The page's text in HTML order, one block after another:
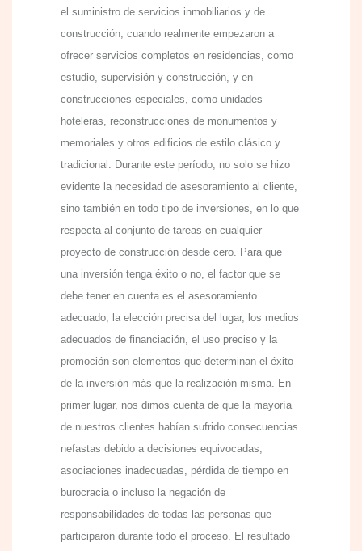
el suministro de servicios inmobiliarios y de
construcción, cuando realmente empezaron a
ofrecer servicios completos en residencias, como
estudio, supervisión y construcción, y en
construcciones especiales, como unidades
hoteleras, reconstrucciones de monumentos y
memoriales y otros edificios de estilo clásico y
tradicional. Durante este período, no solo se hizo
evidente la necesidad de asesoramiento al cliente,
sino también en todo tipo de inversiones, en lo que
respecta al conjunto de tareas en cualquier
proyecto de construcción desde cero. Para que
una inversión tenga éxito o no, el factor que se
debe tener en cuenta es el asesoramiento
adecuado; la elección precisa del lugar, los medios
adecuados de financiación, el uso preciso y la
promoción son elementos que determinan el éxito
de la inversión más que la realización misma. En
primer lugar, nos dimos cuenta de que la mayoría
de nuestros clientes habían sufrido consecuencias
nefastas debido a decisiones equivocadas,
asociaciones inadecuadas, pérdida de tiempo en
burocracia o incluso la negación de
responsabilidades de todas las personas que
participaron durante todo el proceso. El resultado